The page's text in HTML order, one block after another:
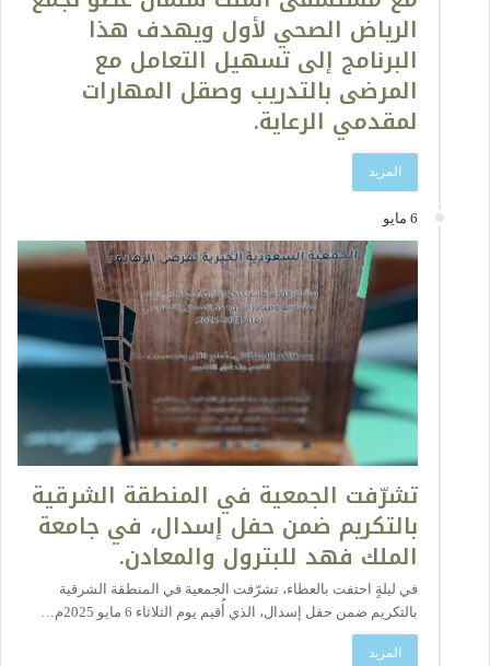
الرياض الصحي لأول ويهدف هذا
البرنامج إلى تسهيل التعامل مع
المرضى بالتدريب وصقل المهارات
لمقدمي الرعاية.
المزيد
6 مايو
تشرّفت الجمعية في المنطقة الشرقية
بالتكريم ضمن حفل إسدال، في جامعة
الملك فهد للبترول والمعادن.
في ليلةٍ احتفت بالعطاء، تشرّفت الجمعية في المنطقة الشرقية
بالتكريم ضمن حفل إسدال، الذي أُقيم يوم الثلاثاء 6 مايو 2025م…
المزيد